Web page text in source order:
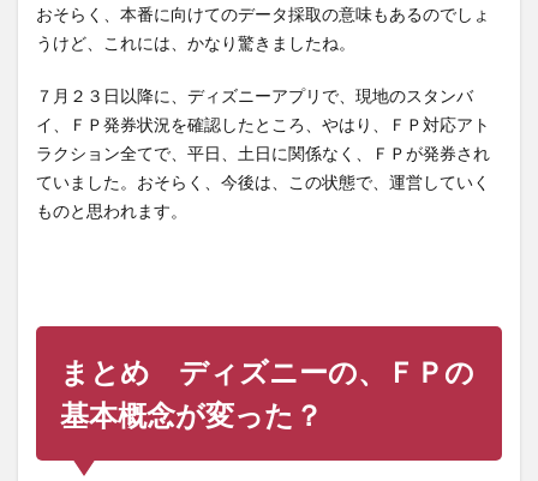
おそらく、本番に向けてのデータ採取の意味もあるのでしょ
うけど、これには、かなり驚きましたね。
７月２３日以降に、ディズニーアプリで、現地のスタンバ
イ、ＦＰ発券状況を確認したところ、やはり、ＦＰ対応アト
ラクション全てで、平日、土日に関係なく、ＦＰが発券され
ていました。おそらく、今後は、この状態で、運営していく
ものと思われます。
まとめ ディズニーの、ＦＰの
基本概念が変った？